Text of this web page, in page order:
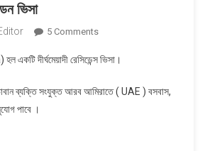
ভিসা
5 CommentsOn
আমিরাতের
ভিসা
একটি দীর্ঘমেয়াদী রেসিডেন্স ভিসা।
ব্যক্তি সংযুক্ত আরব আমিরাতে ( UAE ) বসবাস,
পাবে ।